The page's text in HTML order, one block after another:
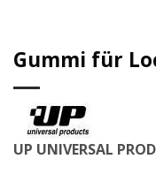
Gummi für
UP UNIVERSAL